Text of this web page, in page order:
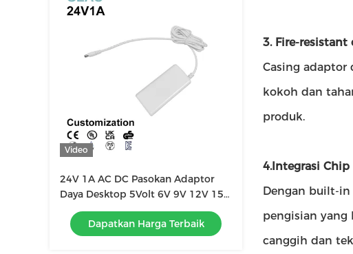
Video
24V 1A AC DC Pasokan Adaptor
Daya Desktop 5Volt 6V 9V 12V 15V
16V
Dapatkan Harga Terbaik
3. Fire-
Casing adaptor
kokoh dan
produk.
4.Integrasi
Dengan built-in
pengisian
canggih dan